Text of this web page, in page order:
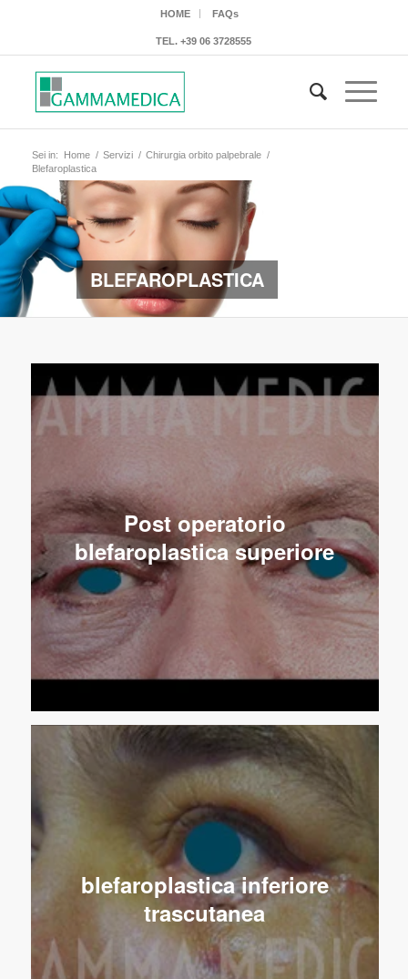
HOME FAQs
TEL.+39 06 3728555
Sei in: Home / Servizi / Chirurgia orbito palpebrale /
Blefaroplastica
BLEFAROPLASTICA
Post operatorio
blefaroplastica superiore
blefaroplastica inferiore
trascutanea